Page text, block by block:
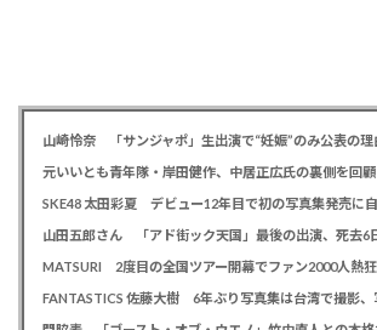
元いいとも青年隊・岸田健作、中居正広氏の裏側を回顧